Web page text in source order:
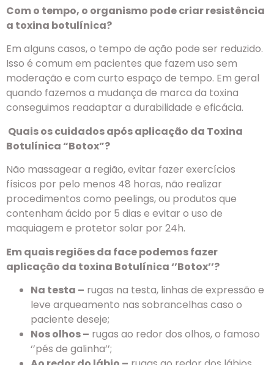
Com o tempo, o organismo pode criar resistência
a toxina botulínica?
Em alguns casos, o tempo de ação pode ser reduzido.
Isso é comum em pacientes que fazem uso sem
moderação e com curto espaço de tempo. Em geral
quando fazemos a mudança de marca da toxina
conseguimos readaptar a durabilidade e eficácia.
Quais os cuidados após aplicação da Toxina
Botulínica “Botox”?
Não massagear a região, evitar fazer exercícios
físicos por pelo menos 48 horas, não realizar
procedimentos como peelings, ou produtos que
contenham ácido por 5 dias e evitar o uso de
maquiagem e protetor solar por 24h.
Em quais regiões da face podemos fazer
aplicação da toxina Botulínica ‘’Botox’’?
Na testa – rugas na testa, linhas de expressão e
leve arqueamento nas sobrancelhas caso o
paciente deseje;
Nos olhos – rugas ao redor dos olhos, o famoso
‘’pés de galinha’’;